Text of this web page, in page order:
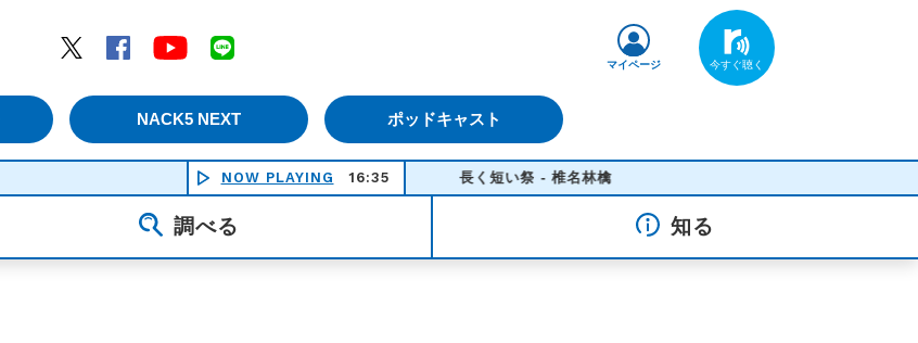
Twitter
Facebook YouTube
NACK5 NEXT ポッドキャスト
マイページ
NOW PLAYING 16:35長く短い祭 - 椎名林檎
調べる 知る